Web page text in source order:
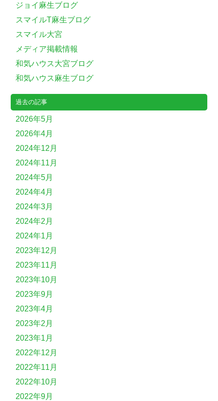
ジョイ麻生ブログ
スマイルT麻生ブログ
スマイル大宮
メディア掲載情報
和気ハウス大宮ブログ
和気ハウス麻生ブログ
過去の記事
2026年5月
2026年4月
2024年12月
2024年11月
2024年5月
2024年4月
2024年3月
2024年2月
2024年1月
2023年12月
2023年11月
2023年10月
2023年9月
2023年4月
2023年2月
2023年1月
2022年12月
2022年11月
2022年10月
2022年9月